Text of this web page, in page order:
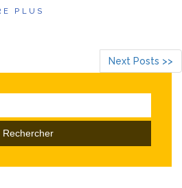
PLUS
Next Posts >>